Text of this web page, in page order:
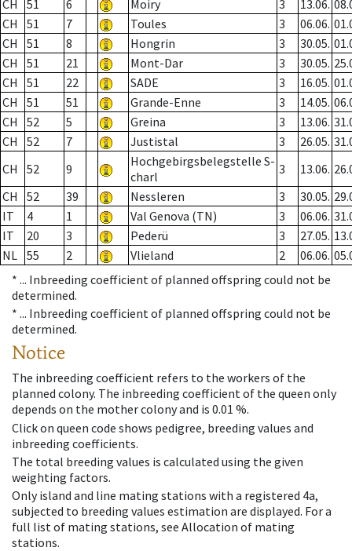
CH 51 6 Moiry 3 13.06.
CH
51 7 Toules 3 06.06.
CH
51 8 Hongrin 3 30.05.
CH
51 21 Mont-Dar 3 30.05.
CH
51 22 SADE 3 16.05.
CH
51 51 Grande-Enne 3 14.05.
CH
52 5 Greina 3 13.06.
CH
52 7 Justistal 3 26.05.
CH
52 9
Hochgebirgsbelegstelle S-
charl
3 13.06.
CH
52 39 Nessleren 3 30.05.
IT
4 1 Val Genova (TN) 3 06.06.
IT
20 3 Pederü 3 27.05.
NL 55 2 Vlieland 2 06.06.
* ... Inbreeding coefficient of planned offspring could not be
determined.
* ... Inbreeding coefficient of planned offspring could not be
determined.
Notice
The inbreeding coefficient refers to the workers of the
planned colony. The inbreeding coefficient of the queen only
depends on the mother colony and is 0.01 %.
Click on queen code shows pedigree, breeding values and
inbreeding coefficients.
The total breeding values is calculated using the given
weighting factors.
Only island and line mating stations with a registered 4a,
subjected to breeding values estimation are displayed. For a
full list of mating stations, see Allocation of mating
stations.